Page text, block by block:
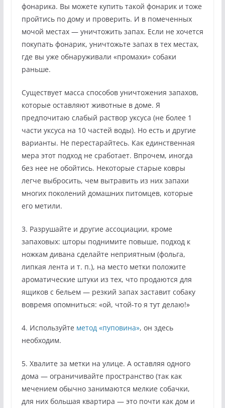
фонарика. Вы можете купить такой фонарик и тоже
пройтись по дому и проверить. И в помеченных
мочой местах — уничтожить запах. Если не хочется
покупать фонарик, уничтожьте запах в тех местах,
где вы уже обнаруживали «промахи» собаки
раньше.
Существует масса способов уничтожения запахов,
которые оставляют животные в доме. Я
предпочитаю слабый раствор уксуса (не более 1
части уксуса на 10 частей воды). Но есть и другие
варианты. Не перестарайтесь. Как единственная
мера этот подход не сработает. Впрочем, иногда
без нее не обойтись. Некоторые старые ковры
легче выбросить, чем вытравить из них запахи
многих поколений домашних питомцев, которые
его метили.
3. Разрушайте и другие ассоциации, кроме
запаховых: шторы поднимите повыше, подход к
ножкам дивана сделайте неприятным (фольга,
липкая лента и т. п.), на место метки положите
ароматические штуки из тех, что продаются для
ящиков с бельем — резкий запах заставит собаку
вовремя опомниться: «ой, чтой-то я тут делаю!»
4. Используйте метод «пуповина», он здесь
необходим.
5. Хвалите за метки на улице. А оставляя одного
дома — ограничивайте пространство (так как
мечением обычно занимаются мелкие собачки,
для них большая квартира — это почти как дом и